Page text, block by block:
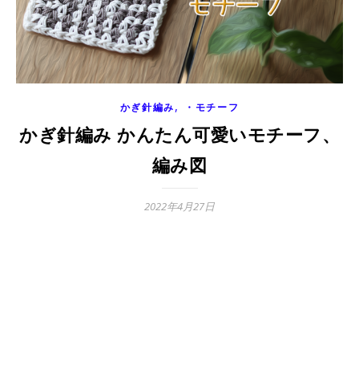
かぎ針編み, ・モチーフ
かぎ針編み かんたん可愛いモチーフ、
編み図
2022年4月27日